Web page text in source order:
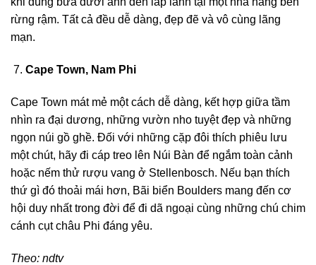
rừng rậm. Tất cả đều dễ dàng, đẹp đẽ và vô cùng lãng
mạn.
Cape Town, Nam Phi
Cape Town mát mẻ một cách dễ dàng, kết hợp giữa tầm
nhìn ra đại dương, những vườn nho tuyệt đẹp và những
ngọn núi gồ ghề. Đối với những cặp đôi thích phiêu lưu
một chút, hãy đi cáp treo lên Núi Bàn để ngắm toàn cảnh
hoặc nếm thử rượu vang ở Stellenbosch. Nếu bạn thích
thứ gì đó thoải mái hơn, Bãi biển Boulders mang đến cơ
hội duy nhất trong đời để đi dã ngoại cùng những chú chim
cánh cụt châu Phi đáng yêu.
Theo: ndtv